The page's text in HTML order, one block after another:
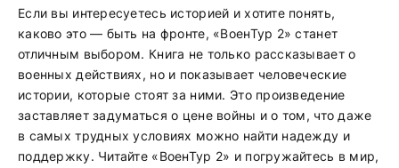
Если вы интересуетесь историей и хотите понять,
каково это — быть на фронте, «ВоенТур 2» станет
отличным выбором. Книга не только рассказывает о
военных действиях, но и показывает человеческие
истории, которые стоят за ними. Это произведение
заставляет задуматься о цене войны и о том, что даже
в самых трудных условиях можно найти надежду и
поддержку. Читайте «ВоенТур 2» и погружайтесь в мир,